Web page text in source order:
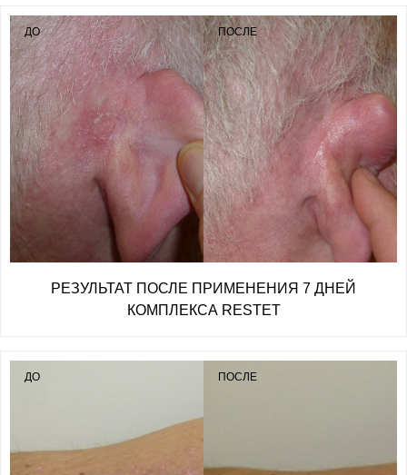
ДО ПОСЛЕ
РЕЗУЛЬТАТ ПОСЛЕ ПРИМЕНЕНИЯ 7 ДНЕЙ
КОМПЛЕКСА RESTET
ДО ПОСЛЕ